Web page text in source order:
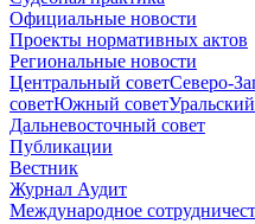
Официальные новости
Проекты нормативных актов
Региональные новости
Центральный советСеверо-
советЮжный совет
Дальневосточный совет
Публикации
Вестник
Журнал Аудит
Международное